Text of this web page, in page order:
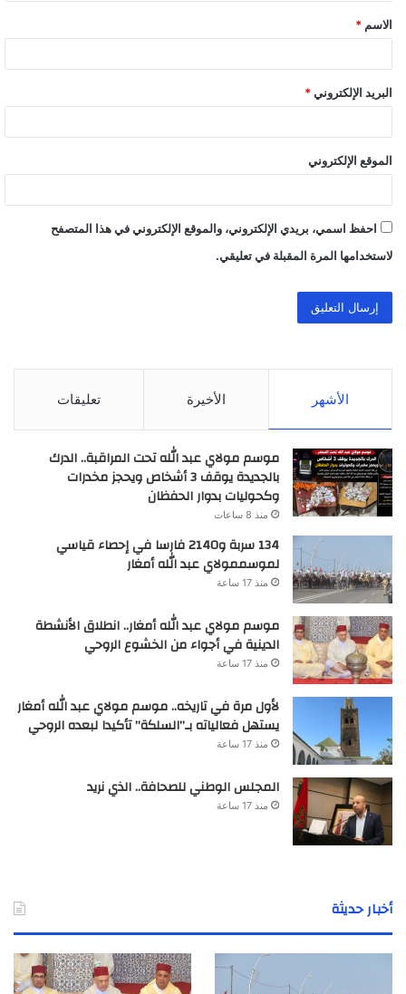
*
الاسم *
البريد الإلكتروني *
الموقع الإلكتروني
احفظ اسمي، بريدي الإلكتروني، والموقع الإلكتروني في هذا المتصفح
لاستخدامها المرة المقبلة في تعليقي.
الأشهر الأخيرة تعليقات
موسم مولاي عبد الله تحت المراقبة.. الدرك
بالجديدة يوقف 3 أشخاص ويحجز مخدرات
وكحوليات بدوار الحفظان
منذ 8 ساعات
134 سربة و2140 فارسا في إحصاء قياسي
لموسممولاي عبد الله أمغار
منذ 17 ساعة
موسم مولاي عبد الله أمغار.. انطلاق الأنشطة
الدينية في أجواء من الخشوع الروحي
منذ 17 ساعة
لأول مرة في تاريخه.. موسم مولاي عبد الله أمغار
يستهل فعالياته بـ”السلكة” تأكيدا لبعده الروحي
منذ 17 ساعة
المجلس الوطني للصحافة.. الذي نريد
منذ 17 ساعة
أخبار حديثة